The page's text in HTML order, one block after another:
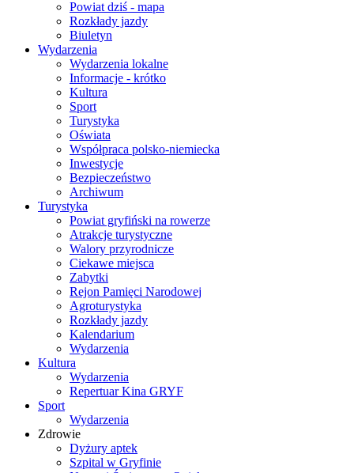
Powiat dziś - mapa
Rozkłady jazdy
Biuletyn
Wydarzenia
Wydarzenia lokalne
Informacje - krótko
Kultura
Sport
Turystyka
Oświata
Współpraca polsko-niemiecka
Inwestycje
Bezpieczeństwo
Archiwum
Turystyka
Powiat gryfiński na rowerze
Atrakcje turystyczne
Walory przyrodnicze
Ciekawe miejsca
Zabytki
Rejon Pamięci Narodowej
Agroturystyka
Rozkłady jazdy
Kalendarium
Wydarzenia
Kultura
Wydarzenia
Repertuar Kina GRYF
Sport
Wydarzenia
Zdrowie
Dyżury aptek
Szpital w Gryfinie